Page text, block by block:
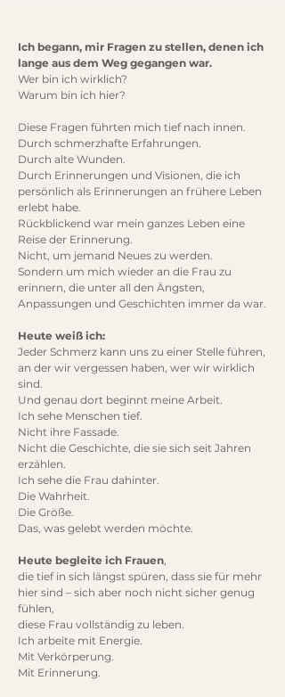
Ich begann, mir Fragen zu stellen, denen ich
lange aus dem Weg gegangen war.
Wer bin ich wirklich?
Warum bin ich hier?
Diese Fragen führten mich tief nach innen.
Durch schmerzhafte Erfahrungen.
Durch alte Wunden.
Durch Erinnerungen und Visionen, die ich
persönlich als Erinnerungen an frühere Leben
erlebt habe.
Rückblickend war mein ganzes Leben eine
Reise der Erinnerung.
Nicht, um jemand Neues zu werden.
Sondern um mich wieder an die Frau zu
erinnern, die unter all den Ängsten,
Anpassungen und Geschichten immer da war.
Heute weiß ich:
Jeder Schmerz kann uns zu einer Stelle führen,
an der wir vergessen haben, wer wir wirklich
sind.
Und genau dort beginnt meine Arbeit.
Ich sehe Menschen tief.
Nicht ihre Fassade.
Nicht die Geschichte, die sie sich seit Jahren
erzählen.
Ich sehe die Frau dahinter.
Die Wahrheit.
Die Größe.
Das, was gelebt werden möchte.
Heute begleite ich Frauen,
die tief in sich längst spüren, dass sie für mehr
hier sind – sich aber noch nicht sicher genug
fühlen,
diese Frau vollständig zu leben.
Ich arbeite mit Energie.
Mit Verkörperung.
Mit Erinnerung.